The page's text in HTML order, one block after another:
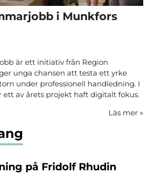
i Munkfors
är ett initiativ från Region
unga chansen att testa ett yrke
under professionell handledning. I
av årets projekt haft digitalt fokus.
Läs mer »
på Fridolf Rhudin